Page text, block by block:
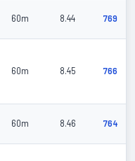
60m 8.44 769
60m 8.45 766
60m 8.46 764